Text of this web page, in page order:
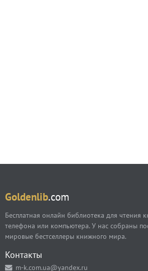
Goldenlib.com
Бесплатная онлайн библиотека для чтения
телефона или компьютера. У нас собраны
мировые бестселлеры книжного мира.
Контакты
m-k.com.ua@yandex.ru